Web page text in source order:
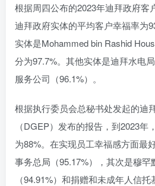
根据周四公布的2023年迪拜政府客
迪拜政府实体的平均客户幸福率为
实体是Mohammed bin Rashid
分为97.7%。其他实体是迪拜水电
服务公司（96.1%）。
根据执行委员会总秘书处发起的迪
（DGEP）发布的报告，到2023
为88%。在实现员工幸福感方面最
事务总局（95.17%），其次是穆罕
（94.91%）和捐赠和未成年人信托